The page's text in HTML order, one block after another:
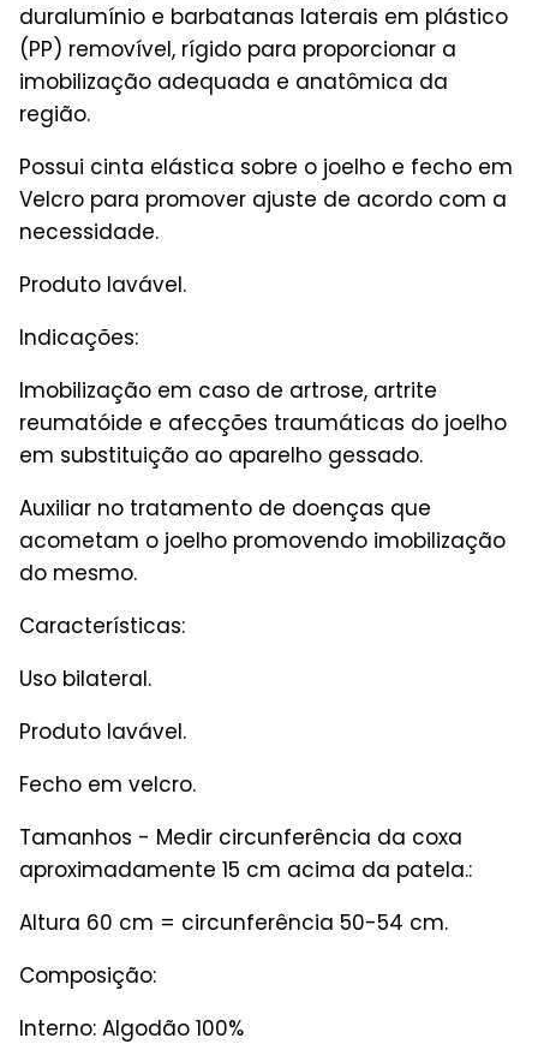
duralumínio e barbatanas laterais em plástico
(PP) removível, rígido para proporcionar a
imobilização adequada e anatômica da
região.
Possui cinta elástica sobre o joelho e fecho em
Velcro para promover ajuste de acordo com a
necessidade.
Produto lavável.
Indicações:
Imobilização em caso de artrose, artrite
reumatóide e afecções traumáticas do joelho
em substituição ao aparelho gessado.
Auxiliar no tratamento de doenças que
acometam o joelho promovendo imobilização
do mesmo.
Características:
Uso bilateral.
Produto lavável.
Fecho em velcro.
Tamanhos - Medir circunferência da coxa
aproximadamente 15 cm acima da patela.:
Altura 60 cm = circunferência 50-54 cm.
Composição:
Interno: Algodão 100%